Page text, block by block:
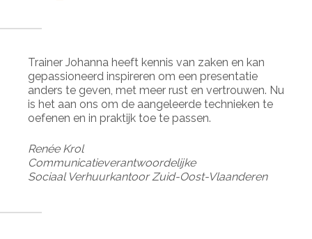
Trainer Johanna heeft kennis van zaken en kan
gepassioneerd inspireren om een presentatie
anders te geven, met meer rust en vertrouwen. Nu
is het aan ons om de aangeleerde technieken te
oefenen en in praktijk toe te passen.
Renée Krol
Communicatieverantwoordelijke
Sociaal Verhuurkantoor Zuid-Oost-Vlaanderen